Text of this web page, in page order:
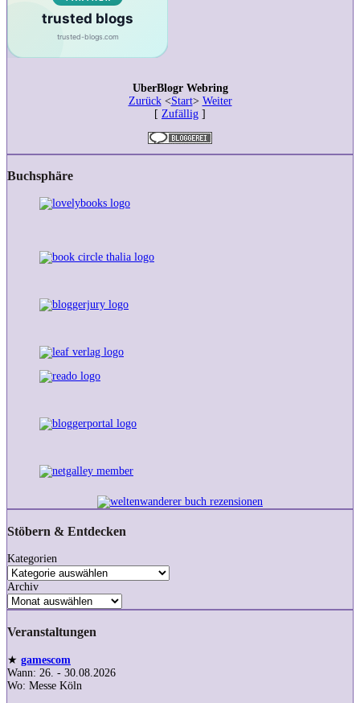
UberBlogr Webring
Zurück<Start> Weiter
[ Zufällig ]
Buchsphäre
Stöbern & Entdecken
Kategorien
Archiv
Veranstaltungen
★ gamescom
Wann: 26. - 30.08.2026
Wo: Messe Köln